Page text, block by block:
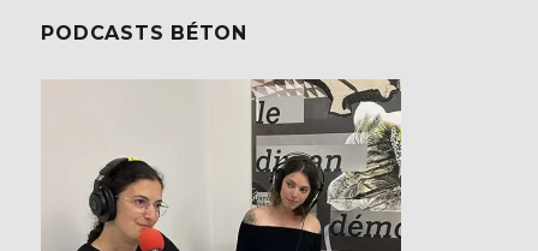
PODCASTS BÉTON